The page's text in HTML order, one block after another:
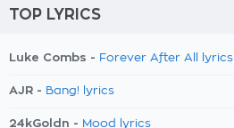
TOP LYRICS
Luke Combs - Forever After All lyrics
AJR - Bang! lyrics
24kGoldn - Mood lyrics